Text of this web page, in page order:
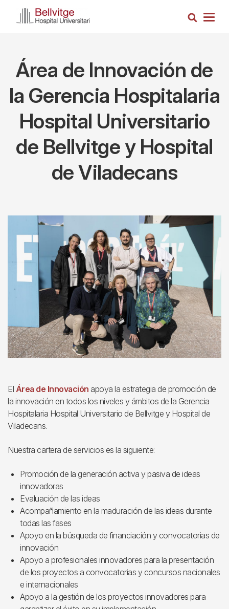
Busca
Área de Innovación de
la Gerencia Hospitalaria
Hospital Universitario
de Bellvitge y Hospital
de Viladecans
El Área de Innovación apoya la estrategia de promoción de
la innovación en todos los niveles y ámbitos de la Gerencia
Hospitalaria Hospital Universitario de Bellvitge y Hospital de
Viladecans.
Nuestra cartera de servicios es la siguiente:
Promoción de la generación activa y pasiva de ideas
innovadoras
Evaluación de las ideas
Acompañamiento en la maduración de las ideas durante
todas las fases
Apoyo en la búsqueda de financiación y convocatorias de
innovación
Apoyo a profesionales innovadores para la presentación
de los proyectos a convocatorias y concursos nacionales
e internacionales
Apoyo a la gestión de los proyectos innovadores para